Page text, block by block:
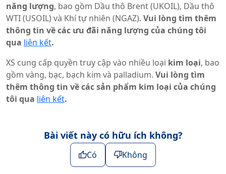
năng lượng, bao gồm Dầu thô Brent (UKOIL), Dầu thô
WTI (USOIL) và Khí tự nhiên (NGAZ). Vui lòng tìm thêm
thông tin về các ưu đãi năng lượng của chúng tôi
qua liên kết.
XS cung cấp quyền truy cập vào nhiều loại kim loại, bao
gồm vàng, bạc, bạch kim và palladium. Vui lòng tìm
thêm thông tin về các sản phẩm kim loại của chúng
tôi qua liên kết.
Bài viết này có hữu ích không?
Có Không